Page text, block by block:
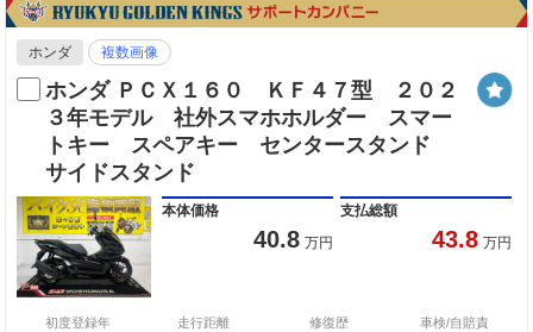
ホンダ 複数画像
ホンダ ＰＣＸ１６０ ＫＦ４７型 ２０２
３年モデル 社外スマホホルダー スマー
トキー スペアキー センタースタンド
サイドスタンド
本体価格
40.8 万円
支払総額
43.8 万円
初度登録年
走行距離
修復歴
車検/自賠責